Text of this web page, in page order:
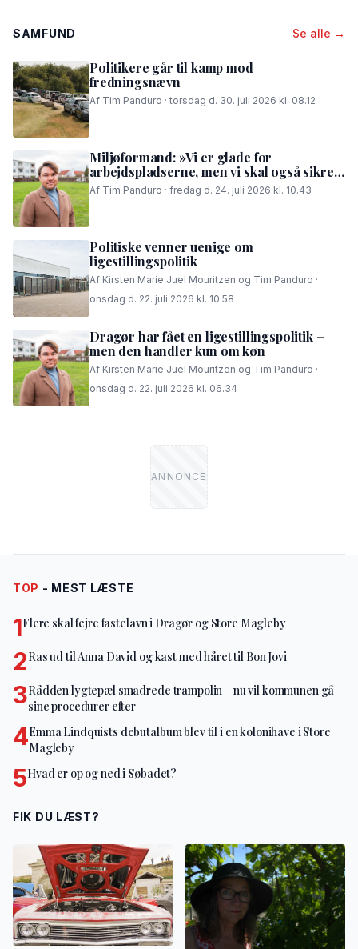
SAMFUND Se alle →
Politikere går til kamp mod
fredningsnævn
Af Tim Panduro · torsdag d. 30. juli 2026 kl. 08.12
Miljøformand: »Vi er glade for
arbejdspladserne, men vi skal også sikre,
at folk i området kan få en god nattesøvn«
Af Tim Panduro · fredag d. 24. juli 2026 kl. 10.43
Politiske venner uenige om
ligestillingspolitik
Af Kirsten Marie Juel Mouritzen og Tim Panduro ·
onsdag d. 22. juli 2026 kl. 10.58
Dragør har fået en ligestillingspolitik –
men den handler kun om køn
Af Kirsten Marie Juel Mouritzen og Tim Panduro ·
onsdag d. 22. juli 2026 kl. 06.34
TOP - MEST LÆSTE
1Flere skal fejre fastelavn i Dragør og Store Magleby
2Ras ud til Anna David og kast med håret til Bon Jovi
3Rådden lygtepæl smadrede trampolin – nu vil kommunen gå
sine procedurer efter
4Emma Lindquists debutalbum blev til i en kolonihave i Store
Magleby
5Hvad er op og ned i Søbadet?
FIK DU LÆST?